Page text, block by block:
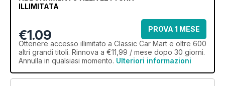
ILLIMITATA
€1.09
PROVA 1 MESE
Ottenere accesso illimitato a Classic Car Mart e oltre 600
altri grandi titoli. Rinnova a €11,99 / mese dopo 30 giorni.
Annulla in qualsiasi momento. Ulteriori informazioni